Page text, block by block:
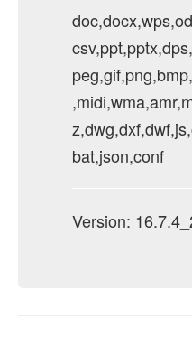
bat,json,conf
Version: